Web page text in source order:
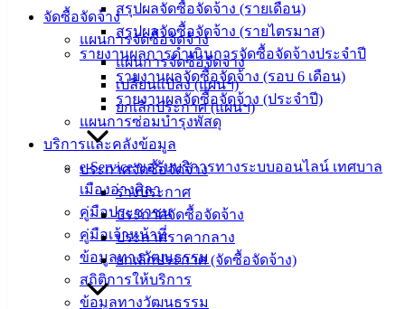
สรุปผลจัดซื้อจัดจ้าง (รายเดือน)
สรุปผลจัดซื้อจัดจ้าง (รายไตรมาส)
รายงานผลการดำเนินการจัดซื้อจัดจ้างประจำปี
รายงานผลจัดซื้อจัดจ้าง (รอบ 6 เดือน)
รายงานผลจัดซื้อจัดจ้าง (ประจำปี)
แผนการซ่อมบำรุงพัสดุ
บริการและคลังข้อมูล
e-Service ขอรับบริการทางระบบออนไลน์ เทศบาล
เมืองอ่างศิลา
คู่มือประชาชน
คู่มือเจ้าหน้าที่
ข้อมูลทางวัฒนธรรม
สถิติการให้บริการ
ข้อมูลทางวัฒนธรรม
จัดซื้อจัดจ้าง
แผนการจัดซื้อจัดจ้าง
แผนการจัดซื้อจัดจ้าง
เปลี่ยนแปลง (แผนฯ)
ยกเลิกประกาศ (แผนฯ)
ประกาศจัดซื้อจัดจ้าง
ร่างประกาศ
ประกาศจัดซื้อจัดจ้าง
ประกาศราคากลาง
ยกเลิกประกาศ (จัดซื้อจัดจ้าง)